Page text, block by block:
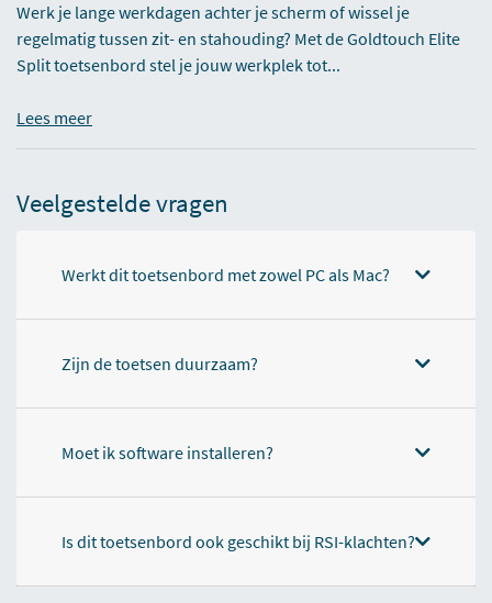
Werk je lange werkdagen achter je scherm of wissel je
regelmatig tussen zit- en stahouding? Met de Goldtouch Elite
Split toetsenbord stel je jouw werkplek tot...
Lees meer
Veelgestelde vragen
Werkt dit toetsenbord met zowel PC als Mac?
Zijn de toetsen duurzaam?
Moet ik software installeren?
Is dit toetsenbord ook geschikt bij RSI-klachten?